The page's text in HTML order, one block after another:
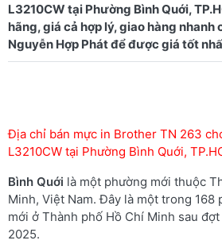
L3210CW tại Phường Bình Quới,
hãng, giá cả hợp lý, giao hàng nhanh
Địa chỉ bán mực in Brother TN 263
L3210CW tại Phường Bình Quới,
Bình Quới là một phường mới thuộc
Minh, Việt Nam. Đây là một trong 168
mới ở Thành phố Hồ Chí Minh sau
2025.